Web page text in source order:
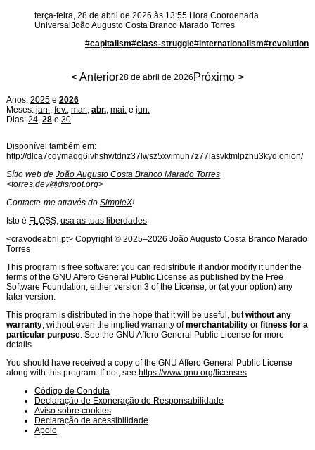
terça-feira, 28 de abril de 2026 às 13:55 Hora Coordenada
Universal João Augusto Costa Branco Marado Torres
#capitalism#class-struggle#internationalism#revolution
<Anterior28 de abril de 2026 Próximo >
Anos: 2025 e 2026
Meses: jan., fev., mar., abr., mai. e jun.
Dias: 24, 28 e 30
Disponível também em:
http://dlca7cdymaqg6ivhshwtdnz37lwsz5xvimuh7z77lasvktmlpzhu3kyd.onion/
Sítio web de João Augusto Costa Branco Marado Torres
<torres.dev@disroot.org>
Contacte-me através do SimpleX!
Isto é FLOSS, usa as tuas liberdades
Licença deSoftware
<cravodeabril.pt> Copyright © 2025–2026 João Augusto Costa Branco Marado
Torres
This program is free software: you can redistribute it and/or modify it under the
terms of the GNU Affero General Public License as published by the Free
Software Foundation, either version 3 of the License, or (at your option) any
later version.
This program is distributed in the hope that it will be useful, butwithout any
warranty; without even the implied warranty ofmerchantability or fitness for a
particular purpose. See the GNU Affero General Public License for more
details.
You should have received a copy of the GNU Affero General Public License
along with this program. If not, see https://www.gnu.org/licenses
Código de Conduta
Declaração de Exoneração de Responsabilidade
Aviso sobre cookies
Declaração de acessibilidade
Apoio